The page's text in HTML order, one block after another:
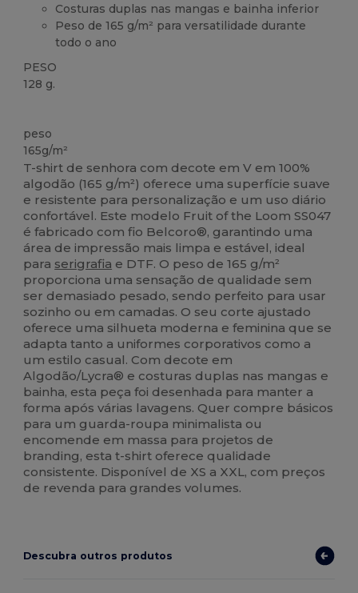
Costuras duplas nas mangas e bainha inferior
Peso de 165 g/m² para versatilidade durante
todo o ano
PESO
128 g.
peso
165g/m²
T-shirt de senhora com decote em V em 100%
algodão (165 g/m²) oferece uma superfície suave
e resistente para personalização e um uso diário
confortável. Este modelo Fruit of the Loom SS047
é fabricado com fio Belcoro®, garantindo uma
área de impressão mais limpa e estável, ideal
para serigrafia e DTF. O peso de 165 g/m²
proporciona uma sensação de qualidade sem
ser demasiado pesado, sendo perfeito para usar
sozinho ou em camadas. O seu corte ajustado
oferece uma silhueta moderna e feminina que se
adapta tanto a uniformes corporativos como a
um estilo casual. Com decote em
Algodão/Lycra® e costuras duplas nas mangas e
bainha, esta peça foi desenhada para manter a
forma após várias lavagens. Quer compre básicos
para um guarda-roupa minimalista ou
encomende em massa para projetos de
branding, esta t-shirt oferece qualidade
consistente. Disponível de XS a XXL, com preços
de revenda para grandes volumes.
Descubra outros produtos